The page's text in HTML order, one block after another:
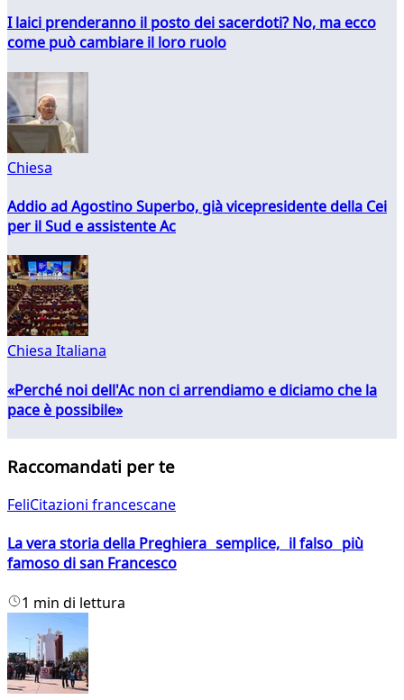
I laici prenderanno il posto dei sacerdoti? No, ma ecco
come può cambiare il loro ruolo
Chiesa
Addio ad Agostino Superbo, già vicepresidente della Cei
per il Sud e assistente Ac
Chiesa Italiana
«Perché noi dell'Ac non ci arrendiamo e diciamo che la
pace è possibile»
Raccomandati per te
FeliCitazioni francescane
La vera storia della Preghiera semplice, il falso più
famoso di san Francesco
1 min di lettura